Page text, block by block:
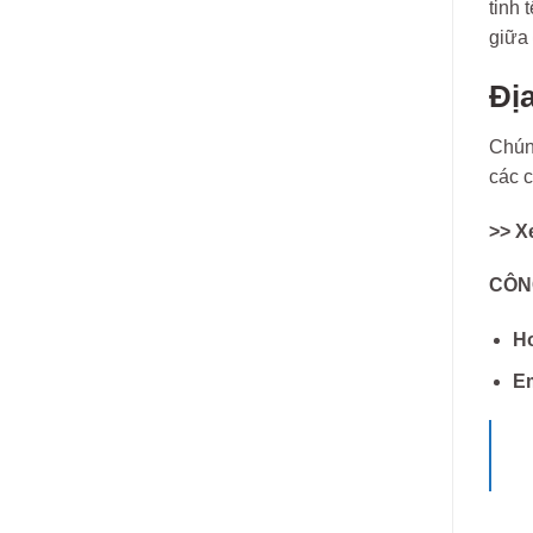
tinh
giữa
các
>>